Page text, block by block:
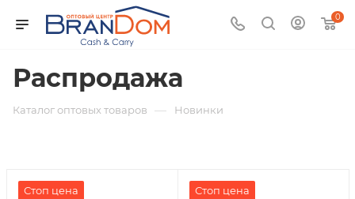
0
Распродажа
Каталог оптовых товаров — Новинки
Стоп цена Стоп цена